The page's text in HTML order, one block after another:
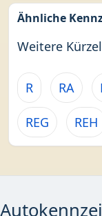
Ähnliche
Weitere
R RA
REG REH